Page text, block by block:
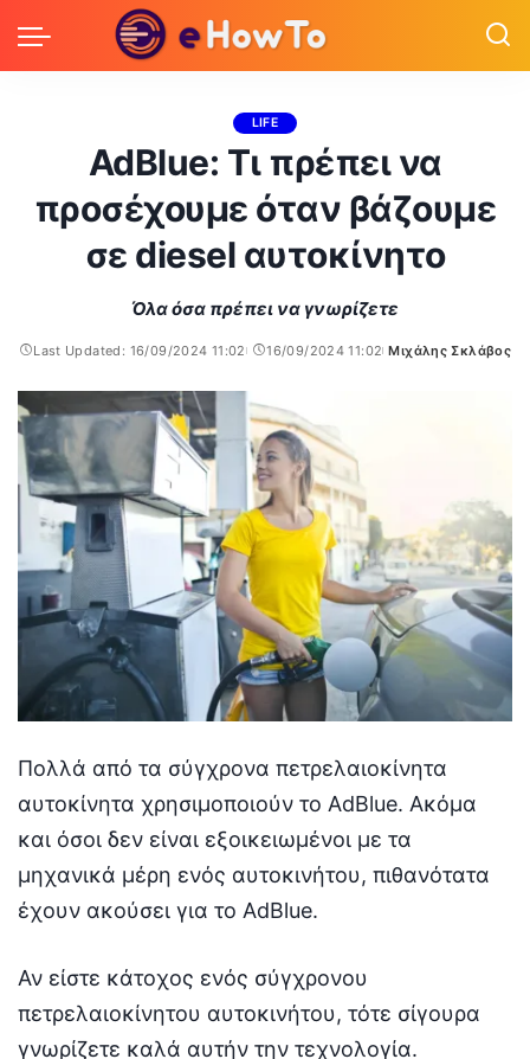
LIFE
AdBlue: Τι πρέπει να
προσέχουμε όταν βάζουμε
σε diesel αυτοκίνητο
Όλα όσα πρέπει να γνωρίζετε
Last Updated: 16/09/2024 11:02 16/09/2024 11:02
Posted
Μιχάλης Σκλάβος
Πολλά από τα σύγχρονα πετρελαιοκίνητα
αυτοκίνητα χρησιμοποιούν το AdBlue. Ακόμα
και όσοι δεν είναι εξοικειωμένοι με τα
μηχανικά μέρη ενός αυτοκινήτου, πιθανότατα
έχουν ακούσει για το AdBlue.
Αν είστε κάτοχος ενός σύγχρονου
πετρελαιοκίνητου αυτοκινήτου, τότε σίγουρα
γνωρίζετε καλά αυτήν την τεχνολογία.